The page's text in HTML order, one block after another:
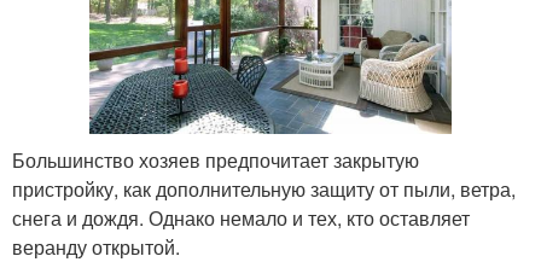
Большинство хозяев предпочитает закрытую
пристройку, как дополнительную защиту от пыли, ветра,
снега и дождя. Однако немало и тех, кто оставляет
веранду открытой.